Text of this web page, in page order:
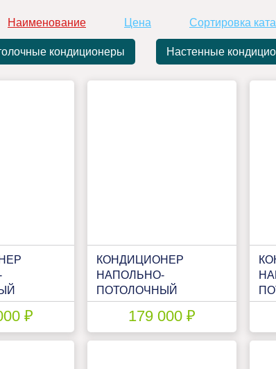
Наименование Цена Сортировка
кондиционеры Настенные
RAS-
₽
КОНДИЦИОНЕР
НАПОЛЬНО-
ПОТОЛОЧНЫЙ
TOSHIBA RAS-
B13J2FVG-E/RAS-
13J2AVSG-E
179 000 ₽